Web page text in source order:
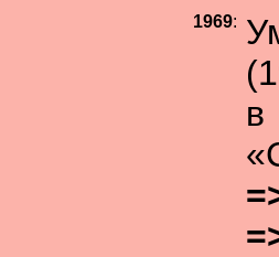
1969:
в